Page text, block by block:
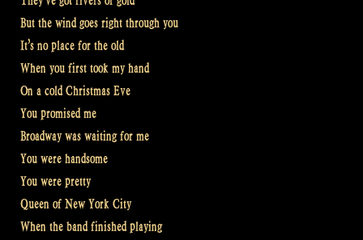
But the wind goes right through you
It’s no place for the old
When you first took my hand
On a cold Christmas Eve
You promised me
Broadway was waiting for me
You were handsome
You were pretty
Queen of New York City
When the band finished playing